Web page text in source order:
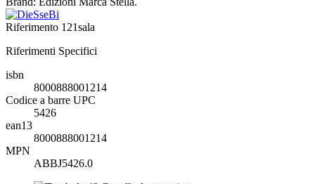
Riferimento 121sala
Riferimenti Specifici
isbn
8000888001214
Codice a barre UPC
5426
ean13
8000888001214
MPN
ABBJ5426.0